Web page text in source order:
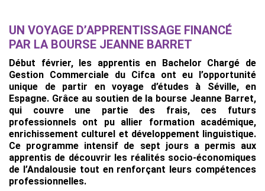
UN VOYAGE D’APPRENTISSAGE FINANCÉ
PAR LA BOURSE JEANNE BARRET
Début février, les apprentis en Bachelor Chargé de
Gestion Commerciale du Cifca ont eu l’opportunité
unique de partir en voyage d’études à Séville, en
Espagne. Grâce au soutien de la bourse Jeanne Barret,
qui couvre une partie des frais, ces futurs
professionnels ont pu allier formation académique,
enrichissement culturel et développement linguistique.
Ce programme intensif de sept jours a permis aux
apprentis de découvrir les réalités socio-économiques
de l’Andalousie tout en renforçant leurs compétences
professionnelles.